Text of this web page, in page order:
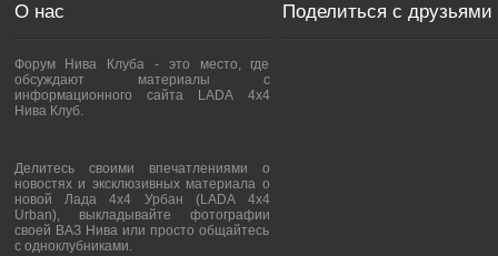
О нас
Форум Нива Клуба - это место, где
обсуждают материалы с
информационного сайта LADA 4x4
Нива Клуб.
Делитесь своими впечатлениями о
новостях и эксклюзивных материала о
новой Лада 4х4 Урбан (LADA 4x4
Urban), выкладывайте фотографии
своей ВАЗ Нива или просто общайтесь
с одноклубниками.
Поделиться с друзьями